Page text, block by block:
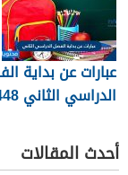
عبارات عن بداية
الدراسي الثاني 1448
أحدث المقالات